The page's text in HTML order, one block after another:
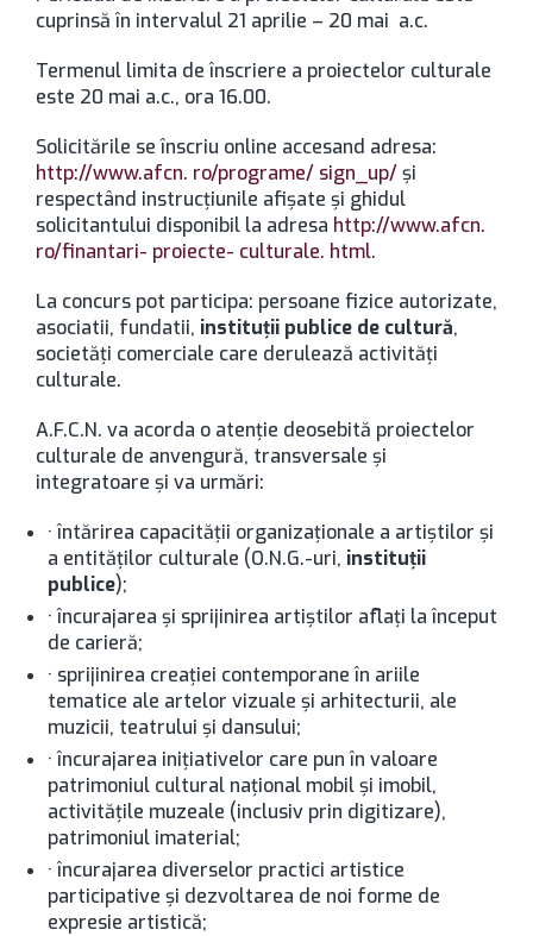
cuprinsă în intervalul 21 aprilie – 20 mai a.c.
Termenul limita de înscriere a proiectelor culturale
este 20 mai a.c., ora 16.00.
Solicitările se înscriu online accesand adresa:
http://www.afcn. ro/programe/ sign_up/şi
respectând instrucţiunile afişate şi ghidul
solicitantului disponibil la adresa http://www.afcn.
ro/finantari- proiecte- culturale. html.
La concurs pot participa: persoane fizice autorizate,
asociatii, fundatii, instituţii publice de cultură,
societăţi comerciale care derulează activităţi
culturale.
A.F.C.N. va acorda o atenţie deosebită proiectelor
culturale de anvengură, transversale şi
integratoare şi va urmări:
· întărirea capacităţii organizaţionale a artiştilor şi
a entităţilor culturale (O.N.G.-uri, instituţii
publice);
· încurajarea şi sprijinirea artiştilor aflaţi la început
de carieră;
· sprijinirea creaţiei contemporane în ariile
tematice ale artelor vizuale şi arhitecturii, ale
muzicii, teatrului şi dansului;
· încurajarea iniţiativelor care pun în valoare
patrimoniul cultural naţional mobil şi imobil,
activităţile muzeale (inclusiv prin digitizare),
patrimoniul imaterial;
· încurajarea diverselor practici artistice
participative şi dezvoltarea de noi forme de
expresie artistică;